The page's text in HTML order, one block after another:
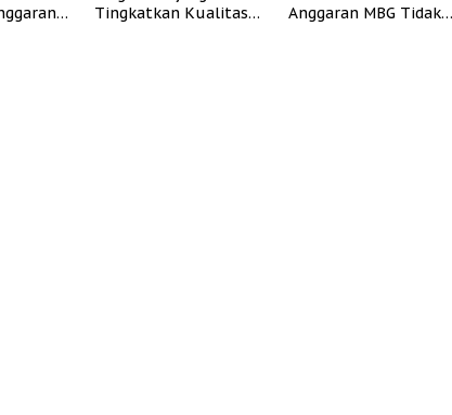
Tingkatkan Kualitas
Anggaran MBG Tidak